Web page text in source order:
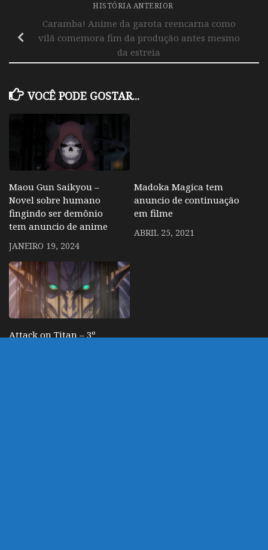
HISTÓRIA ANTERIOR
Caramba! Anime da garota reencarna como
vilã comemora fim da produção antes mesmo
da estreia
VOCÊ PODE GOSTAR...
Maou Gun Saikyou –
Novel sobre humano
fingindo ser demônio
tem anuncio de anime
JANEIRO 19, 2024
Madoka Magica tem
anuncio de continuação
em filme
ABRIL 25, 2021
Attack on Titan – 3º